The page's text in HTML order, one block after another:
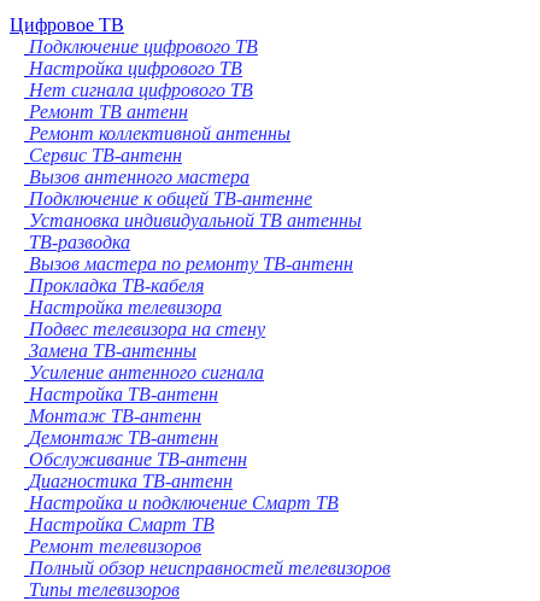
Цифровое ТВ
Подключение цифрового ТВ
Настройка цифрового ТВ
Нет сигнала цифрового ТВ
Ремонт ТВ антенн
Ремонт коллективной антенны
Сервис ТВ-антенн
Вызов антенного мастера
Подключение к общей ТВ-антенне
Установка индивидуальной ТВ антенны
ТВ-разводка
Вызов мастера по ремонту ТВ-антенн
Прокладка ТВ-кабеля
Настройка телевизора
Подвес телевизора на стену
Замена ТВ-антенны
Усиление антенного сигнала
Настройка ТВ-антенн
Монтаж ТВ-антенн
Демонтаж ТВ-антенн
Обслуживание ТВ-антенн
Диагностика ТВ-антенн
Настройка и подключение Смарт ТВ
Настройка Смарт ТВ
Ремонт телевизоров
Полный обзор неисправностей телевизоров
Типы телевизоров